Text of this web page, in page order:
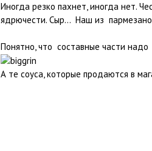
Иногда резко пахнет, иногда нет.
ядрючести. Сыр... Наш из
Понятно, что составные части
А те соуса, которые продаются в